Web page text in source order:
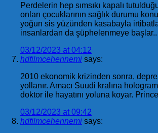
Perdelerin hep sımsıkı kapalı
onları çocuklarının sağlık durumu
yoğun sis yüzünden kasabayla
insanlardan da şüphelenmeye
03/12/2023 at 04:12
hdfilmcehennemi says:
2010 ekonomik krizinden sonra,
yollanır. Amacı Suudi kralına
doktor ile hayatını yoluna koyar.
03/12/2023 at 09:42
hdfilmcehennemi says: